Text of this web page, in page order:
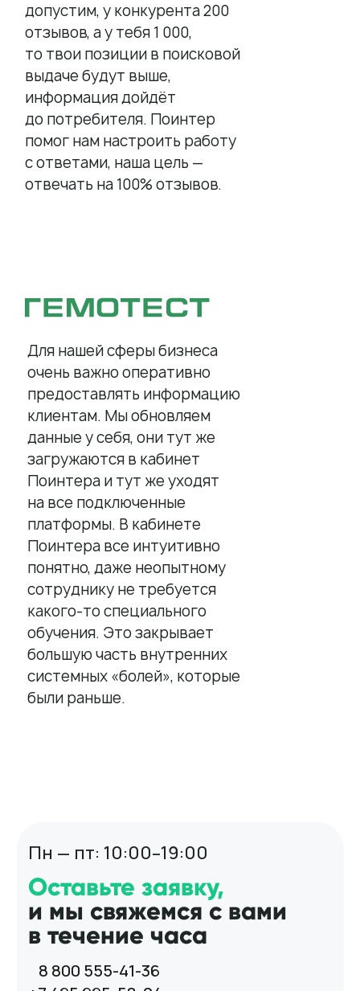
допустим, у конкурента 200
отзывов, а у тебя 1 000,
то твои позиции в поисковой
выдаче будут выше,
информация дойдёт
до потребителя. Поинтер
помог нам настроить работу
с ответами, наша цель —
отвечать на 100% отзывов.
Для нашей сферы бизнеса
очень важно оперативно
предоставлять информацию
клиентам. Мы обновляем
данные у себя, они тут же
загружаются в кабинет
Поинтера и тут же уходят
на все подключенные
платформы. В кабинете
Поинтера все интуитивно
понятно, даже неопытному
сотруднику не требуется
какого-то специального
обучения. Это закрывает
большую часть внутренних
системных «болей», которые
были раньше.
Тарифы
Статьи про геомаркетинг
Кейсы наших клиентов
Платформы
FAQ по сервису
Генератор ответов на отзывы
ООО «ПОИНТЕР»
ИНН 7 704 499 646
Адрес: 192029, г. Санкт-Петербург, ул. Седова, дом 11, лит. А,
помещение 5Н, офис 531
e-mail: help@pntr.io